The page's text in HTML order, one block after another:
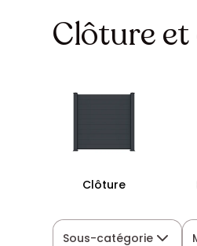
Clôture
Clôture
Sous-catégorie